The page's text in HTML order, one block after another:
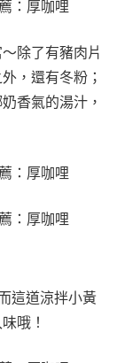
除了有豬肉片
，還有冬粉；
香氣的湯汁，
這道涼拌小黃
哦！